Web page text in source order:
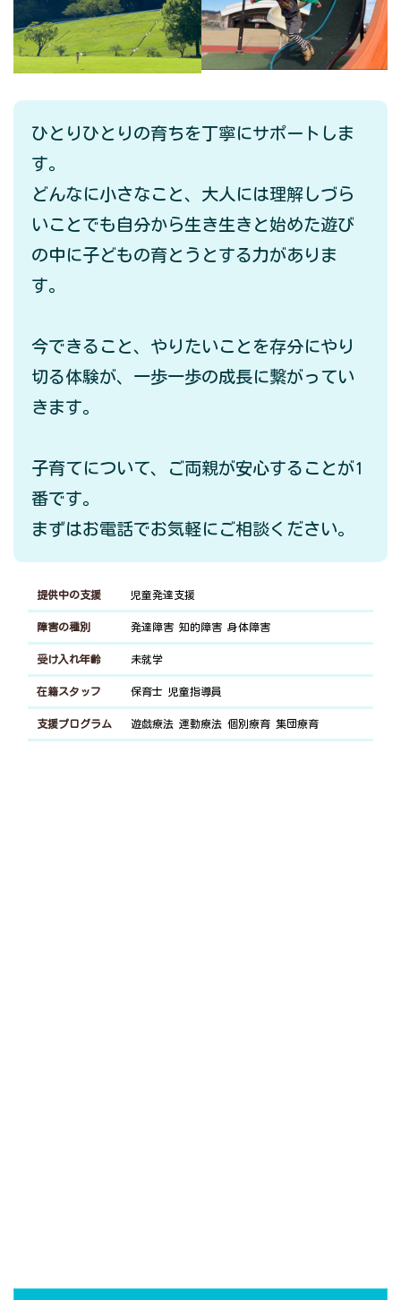
ひとりひとりの育ちを丁寧にサポートしま
す。
どんなに小さなこと、大人には理解しづら
いことでも自分から生き生きと始めた遊び
の中に子どもの育とうとする力がありま
す。
今できること、やりたいことを存分にやり
切る体験が、一歩一歩の成長に繋がってい
きます。
子育てについて、ご両親が安心することが1
番です。
まずはお電話でお気軽にご相談ください。
提供中の支援 児童発達支援
障害の種別 発達障害 知的障害 身体障害
受け入れ年齢 未就学
在籍スタッフ 保育士 児童指導員
支援プログラム 遊戯療法 運動療法 個別療育 集団療育